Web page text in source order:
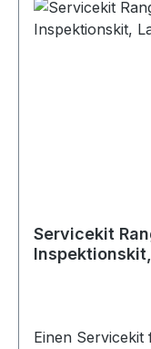
Servicekit
Einen Servicekit